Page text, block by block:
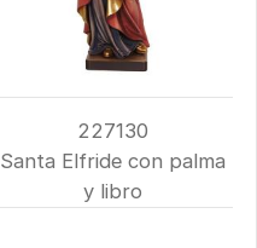
227130
Santa Elfride con palma
y libro